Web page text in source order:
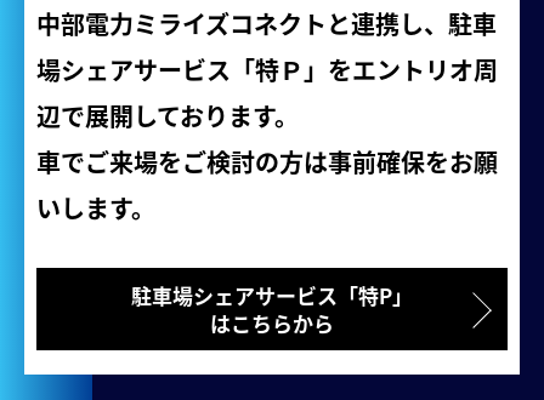
中部電力ミライズコネクトと連携し、駐車
場シェアサービス「特Ｐ」をエントリオ周
辺で展開しております。
車でご来場をご検討の方は事前確保をお願
いします。
駐車場シェアサービス「特P」
はこちらから